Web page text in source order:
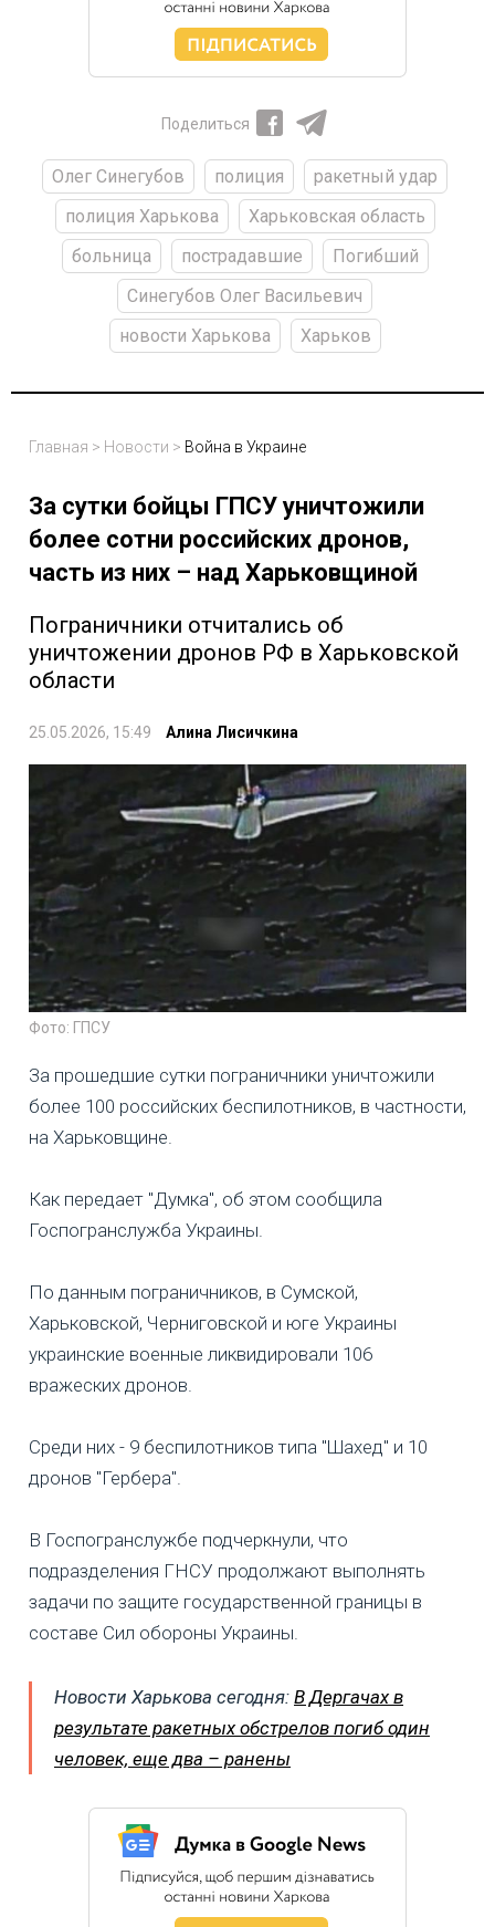
Поделиться
Олег Синегубов полиция
ракетный удар
полиция Харькова
Харьковская область
больница
пострадавшие
Погибший
Синегубов Олег Васильевич
новости Харькова
Харьков
Главная > Новости > Война в Украине
За сутки бойцы ГПСУ уничтожили
более сотни российских дронов,
часть из них – над Харьковщиной
Пограничники отчитались об
уничтожении дронов РФ в Харьковской
области
25.05.2026, 15:49 Алина Лисичкина
Фото: ГПСУ
За прошедшие сутки пограничники уничтожили
более 100 российских беспилотников, в частности,
на Харьковщине.
Как передает "Думка", об этом сообщила
Госпогранслужба Украины.
По данным пограничников, в Сумской,
Харьковской, Черниговской и юге Украины
украинские военные ликвидировали 106
вражеских дронов.
Среди них - 9 беспилотников типа "Шахед" и 10
дронов "Гербера".
В Госпогранслужбе подчеркнули, что
подразделения ГНСУ продолжают выполнять
задачи по защите государственной границы в
составе Сил обороны Украины.
Новости Харькова сегодня: В Дергачах в
результате ракетных обстрелов погиб один
человек, еще два – ранены